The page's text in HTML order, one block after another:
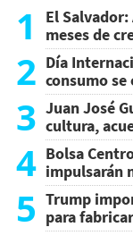
1
El
meses de
2 Día
consumo
3 Juan José
cultura,
4 Bolsa
impulsarán
5 Trump
para